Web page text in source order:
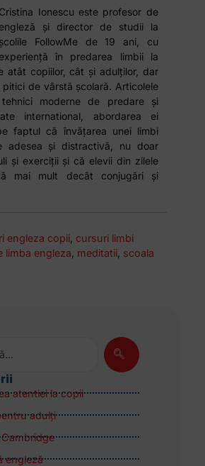
Cristina Ionescu este profesor de
engleză și director de studii la
școlile FollowMe de 19 ani, cu
experiență în predarea limbii la
atât copiilor, cât și adulților, dar
pitici de vârstă școlară. Articolele
moderne de predare și
international, abordarea ei
faptul că învățarea unei limbi
adesea și distractivă, nu doar
și exerciții și că elevii din zilele
mai mult decât conjugări și
engleza copii, cursuri limbi
limba engleza, meditatii, scoala
atentiei la copii
adulţi
engleză